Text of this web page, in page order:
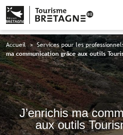
Accueil>Services pour les
ma communication grâce aux outils
J’enrichis ma
aux outils